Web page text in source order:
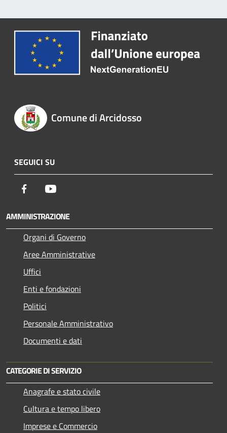
Comune di Arcidosso
SEGUICI SU
Facebook
AMMINISTRAZIONE
Organi di Governo
Aree Amministrative
Uffici
Enti e fondazioni
Politici
Personale Amministrativo
Documenti e dati
CATEGORIE DI SERVIZIO
Anagrafe e stato civile
Cultura e tempo libero
Imprese e Commercio